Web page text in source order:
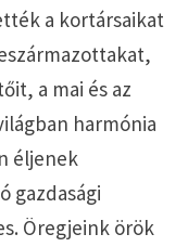
a kortársaikat
a mai és az
harmónia
éljenek
gazdasági
Öregjeink örök